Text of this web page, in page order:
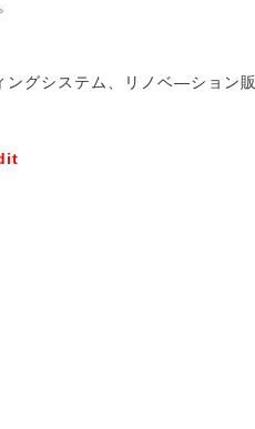
ングシステム、リノベ―ション販
t